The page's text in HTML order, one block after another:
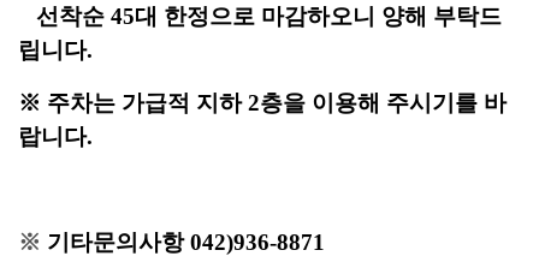
선착순 45대 한정으로 마감하오니 양해 부탁드
립니다.
※ 주차는 가급적 지하 2층을 이용해 주시기를 바
랍니다.
※ 기타문의사항 042)936-8871